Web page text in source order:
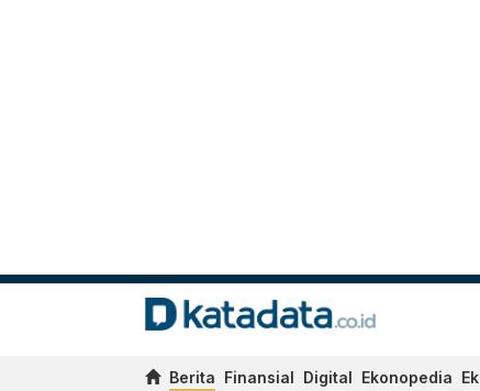
Berita Finansial Digital Ekonopedia